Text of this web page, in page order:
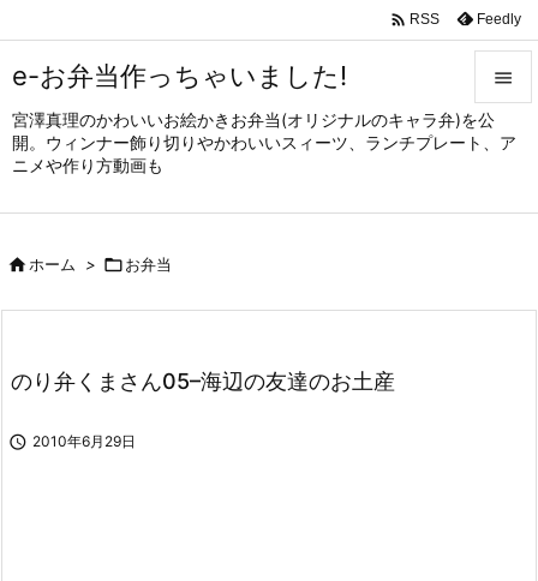
e-お弁当作っちゃいました!
宮澤真理のかわいいお絵かきお弁当(オリジナルのキャラ弁)を公
開。ウィンナー飾り切りやかわいいスィーツ、ランチプレート、ア
ニメや作り方動画も


メニュ
サイド

 RSS Feedly
ホーム > お弁当
のり弁くまさん05–海辺の友達のお土産
 2010年6月29日